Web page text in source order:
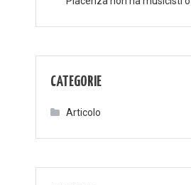
CATEGORIE
Articolo